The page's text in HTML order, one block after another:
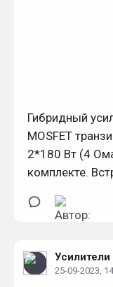
Гибридный
MOSFET
2*180 Вт (4
комплекте.
Усилители
25-09-2023,